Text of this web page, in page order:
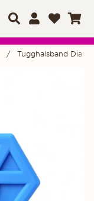
Tugghalsband